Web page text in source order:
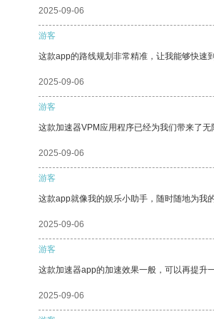
2025-09-06
游客
这款app的路线规划非常精准，让我能够快速
2025-09-06
游客
这款加速器VPM应用程序已经为我们带来了无
2025-09-06
游客
这款app就像我的娱乐小助手，随时随地为我
2025-09-06
游客
这款加速器app的加速效果一般，可以再提升
2025-09-06